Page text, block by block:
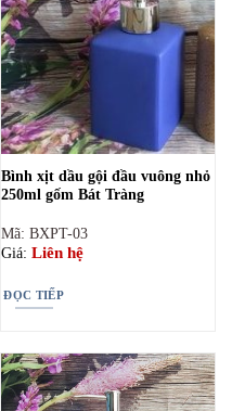
Bình xịt dầu gội đầu vuông nhỏ
250ml gốm Bát Tràng
Mã: BXPT-03
Giá: Liên hệ
ĐỌC TIẾP